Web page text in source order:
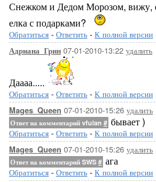
Снежком и Дедом Морозом, вижу,
елка с подарками?
Обратиться - Ответить - К полной версии
Адриана_Грин 07-01-2010-13:22 удалить
Даааа.....
Обратиться - Ответить - К полной версии
Mages_Queen 07-01-2010-15:26 удалить
Ответ на комментарий vfulan # бывает )
Обратиться - Ответить - К полной версии
Mages_Queen 07-01-2010-15:26 удалить
Ответ на комментарий SWS # ага
Обратиться - Ответить - К полной версии